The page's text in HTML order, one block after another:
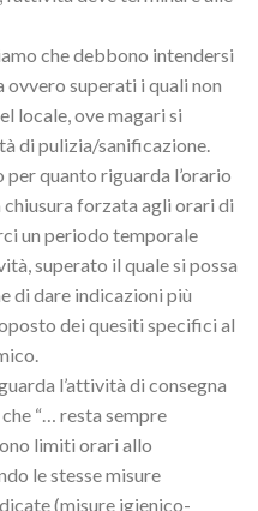
che debbono intendersi
superati i quali non
locale, ove magari si
di pulizia/sanificazione.
quanto riguarda l’orario
forzata agli orari di
un periodo temporale
superato il quale si possa
di dare indicazioni più
dei quesiti specifici al
l’attività di consegna
“… resta sempre
limiti orari allo
le stesse misure
(misure igienico-